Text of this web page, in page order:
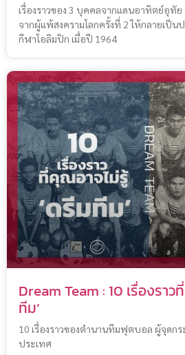
เรื่องราวของ 3 บุคคลจากแดนอาทิตย์อุทั
จากผู้แพ้สงครามโลกครั้งที่ 2 ให้กลายเป็น
กีฬาโอลิมปิก เมื่อปี 1964
Dream Team : 10 เรื่องรา
ทีม’
10 เรื่องราวของตำนานทีมฟุตบอล ผู้จุดก
ประเทศ